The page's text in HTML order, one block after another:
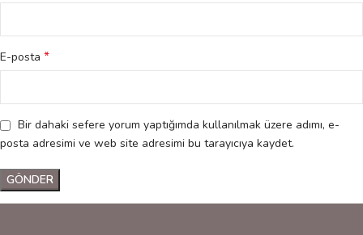
E-posta *
Bir dahaki sefere yorum yaptığımda kullanılmak üzere adımı, e-
posta adresimi ve web site adresimi bu tarayıcıya kaydet.